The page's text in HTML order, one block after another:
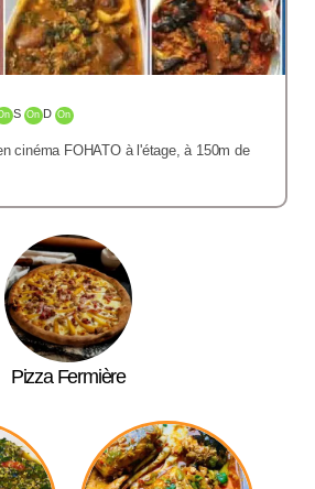
S On D On
cinéma FOHATO à l'étage, à 150m de
Pizza Fermière